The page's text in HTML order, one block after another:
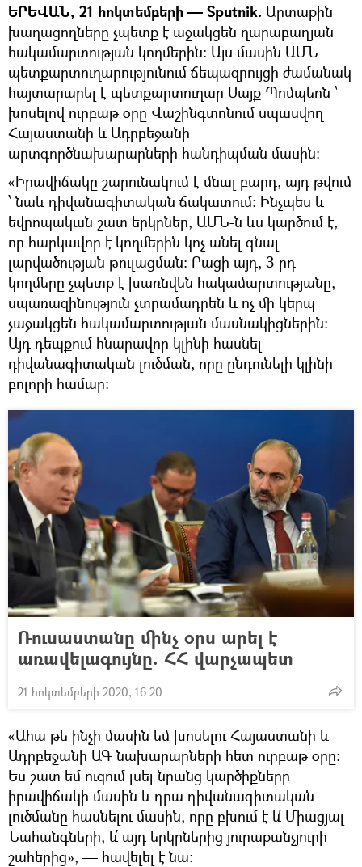
ԵՐԵՎԱՆ, 21 հոկտեմբերի — Sputnik. Արտաքին
խաղացողները չպետք է աջակցեն ղարաբաղյան
հակամարտության կողմերին։ Այս մասին ԱՄՆ
պետքարտուղարությունում ճեպազրույցի ժամանակ
հայտարարել է պետքարտուղար Մայք Պոմպեոն ՝
խոսելով ուրբաթ օրը Վաշինգտոնում սպասվող
Հայաստանի և Ադրբեջանի
արտգործնախարարների հանդիպման մասին։
«Իրավիճակը շարունակում է մնալ բարդ, այդ թվում
՝ նաև դիվանագիտական ճակատում։ Ինչպես և
եվրոպական շատ երկրներ, ԱՄՆ-ն ևս կարծում է,
որ հարկավոր է կողմերին կոչ անել գնալ
լարվածության թուլացման: Բացի այդ, 3-րդ
կողմերը չպետք է խառնվեն հակամարտությանը,
սպառազինություն չտրամադրեն և ոչ մի կերպ
չաջակցեն հակամարտության մասնակիցներին։
Այդ դեպքում հնարավոր կլինի հասնել
դիվանագիտական լուծման, որը ընդունելի կլինի
բոլորի համար:
Ռուսաստանը մինչ օրս արել է
առավելագույնը. ՀՀ վարչապետ
21 հոկտեմբերի 2020, 16:20
«Ահա թե ինչի մասին եմ խոսելու Հայաստանի և
Ադրբեջանի ԱԳ նախարարների հետ ուրբաթ օրը։
Ես շատ եմ ուզում լսել նրանց կարծիքները
իրավիճակի մասին և դրա դիվանագիտական
լուծմանը հասնելու մասին, որը բխում է և՛ Միացյալ
Նահանգների, և՛ այդ երկրներից յուրաքանչյուրի
շահերից», — հավելել է նա։